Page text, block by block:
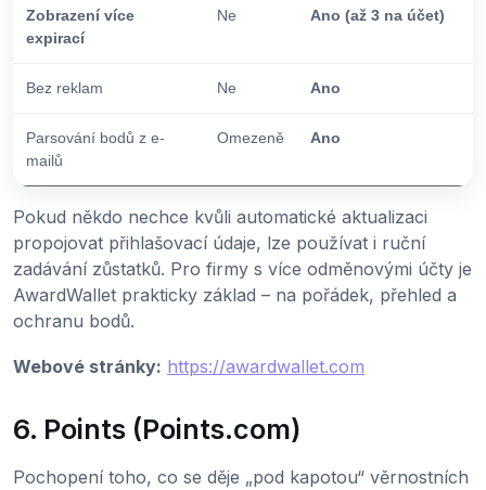
Zobrazení více
expirací
Ne Ano (až 3 na účet)
Bez reklam Ne Ano
Parsování bodů z e-
mailů
Omezeně Ano
Pokud někdo nechce kvůli automatické aktualizaci
propojovat přihlašovací údaje, lze používat i ruční
zadávání zůstatků. Pro firmy s více odměnovými účty je
AwardWallet prakticky základ – na pořádek, přehled a
ochranu bodů.
Webové stránky: https://awardwallet.com
6. Points (Points.com)
Pochopení toho, co se děje „pod kapotou“ věrnostních